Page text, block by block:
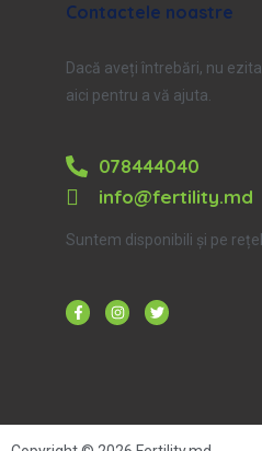
Contactele noastre
Dacă aveți întrebări, nu
aici pentru a vă ajuta.
078444040
info@fertility.md
Suntem disponibili și pe